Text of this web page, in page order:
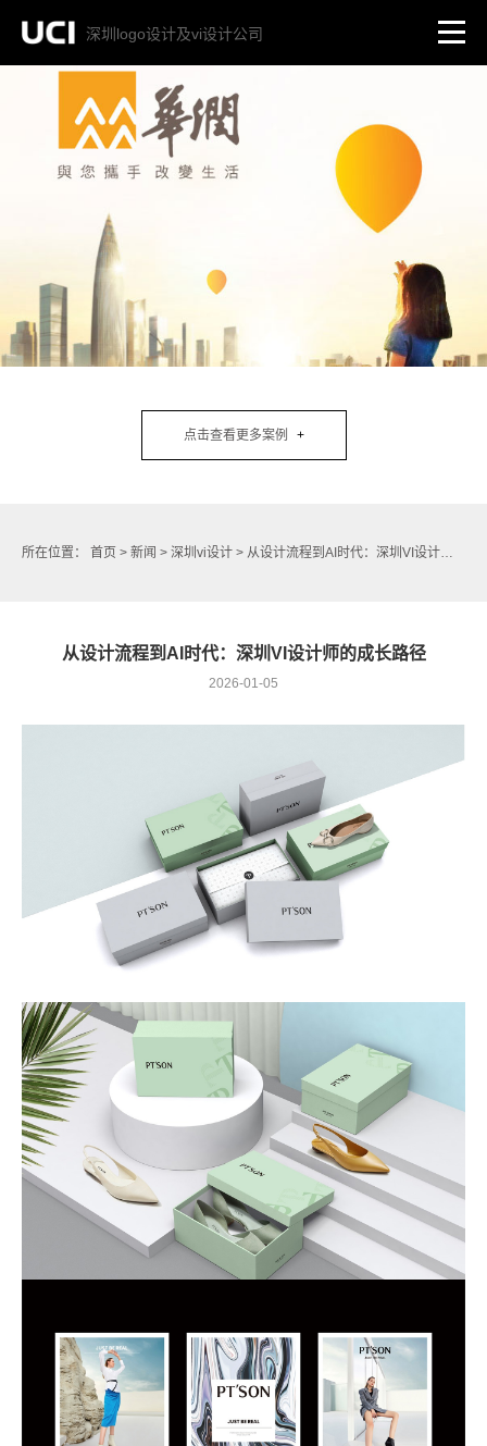
深圳logo设计及vi设计公司
点击查看更多案例
所在位置： 首页 > 新闻 > 深圳vi设计 > 从设计流程到AI时代：深圳VI设计师的成长路径
从设计流程到AI时代：深圳VI设计师的成长路径
2026-01-05